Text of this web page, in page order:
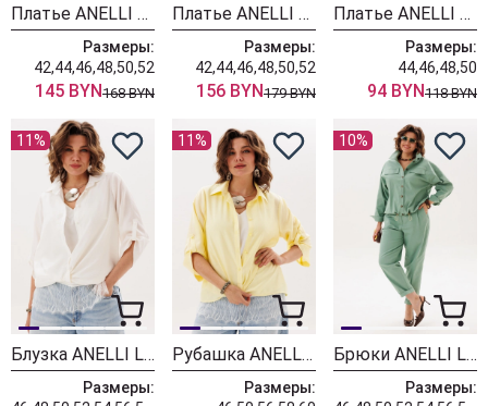
Платье ANELLI LAUREL 1633 марокканская мята
Размеры:
42,44,46,48,50,52
145 BYN168 BYN
Платье ANELLI LAUREL 1644 мимоза
Размеры:
42,44,46,48,50,52
156 BYN179 BYN
Платье ANELLI LAUREL 1865 лаймовый коктейль
Размеры:
44,46,48,50
94 BYN118 BYN
11%
Блузка ANELLI LAUREL 1663-1 коконат
Размеры:
11%
Рубашка ANELLI LAUREL 1663-1 айва
Размеры:
10%
Брюки ANELLI LAUREL 1853 мягкий изумруд
Размеры: